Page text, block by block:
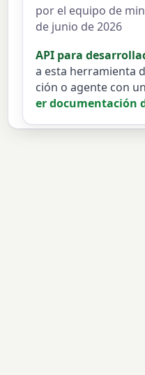
por el equipo de
de junio de 2026
API para
a esta herramienta
ción o agente con
er documentación